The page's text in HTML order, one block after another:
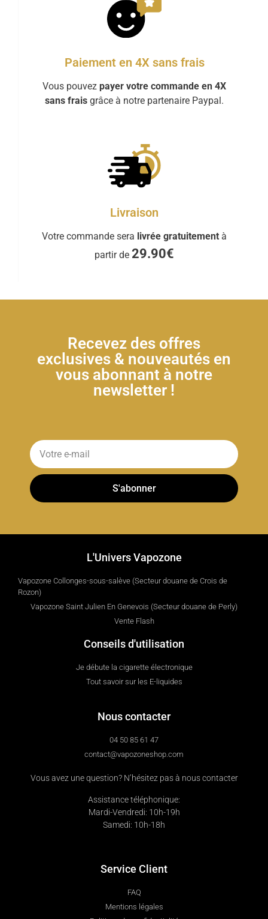
Paiement en 4X sans frais
Vous pouvez payer votre commande en 4X
sans frais grâce à notre partenaire Paypal.
Livraison
Votre commande sera livrée gratuitement à
partir de 29.90€
Recevez des offres
exclusives & nouveautés en
vous abonnant à notre
newsletter !
S'abonner
L'Univers Vapozone
Vapozone Collonges-sous-salève (Secteur douane de Crois de
Rozon)
Vapozone Saint Julien En Genevois (Secteur douane de Perly)
Vente Flash
Conseils d'utilisation
Je débute la cigarette électronique
Tout savoir sur les E-liquides
Nous contacter
04 50 85 61 47
contact@vapozoneshop.com
Vous avez une question? N’hésitez pas à nous contacter
Assistance téléphonique:
Mardi-Vendredi: 10h-19h
Samedi: 10h-18h
Service Client
FAQ
Mentions légales